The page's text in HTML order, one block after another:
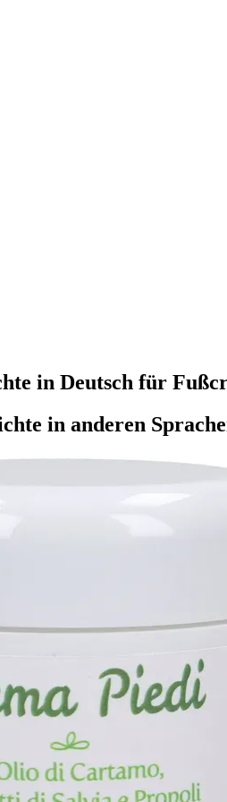
in Deutsch für
in anderen